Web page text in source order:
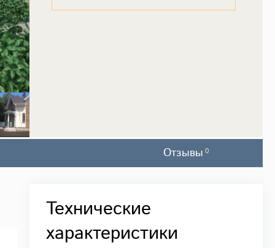
Отзывы 0
Технические
характеристики